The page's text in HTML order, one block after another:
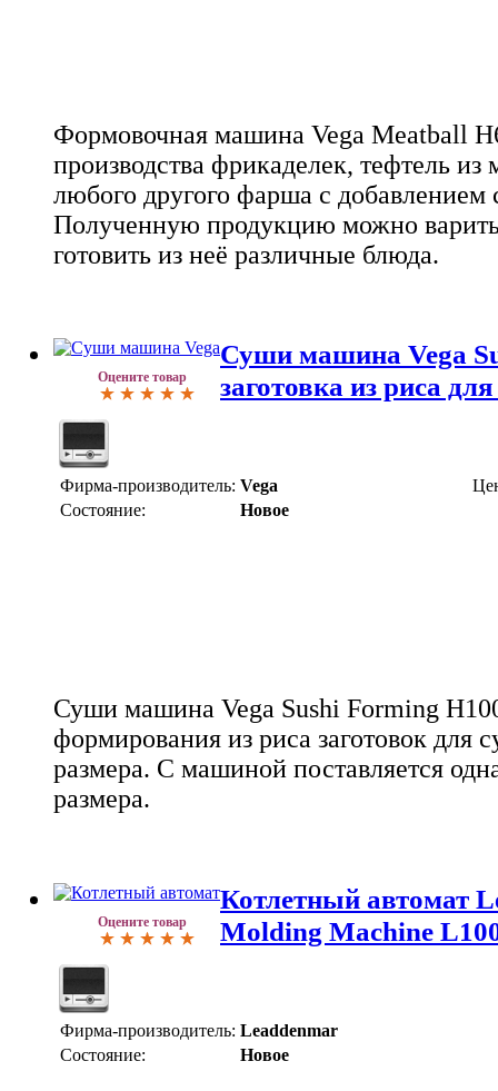
Формовочная машина Vega Meatball
производства фрикаделек, тефтель
любого другого фарша с добавлением
Полученную продукцию можно
готовить из неё различные блюда.
Оцените товар
Суши машина Vega
заготовка из риса
Фирма-производитель: Vega
Состояние:
Новое
Суши машина Vega Sushi Forming
формирования из риса заготовок для
размера. С машиной поставляется
размера.
Оцените товар
Котлетный автомат
Molding Machine
Фирма-производитель: Leaddenmar
Состояние:
Новое